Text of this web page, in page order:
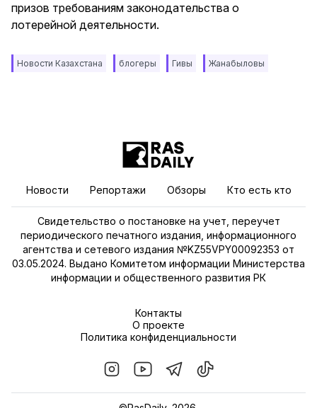
призов требованиям законодательства о
лотерейной деятельности.
Новости Казахстана блогеры Гивы Жанабыловы
Новости Репортажи Обзоры Кто есть кто
Свидетельство о постановке на учет, переучет
периодического печатного издания, информационного
агентства и сетевого издания №KZ55VPY00092353 от
03.05.2024. Выдано Комитетом информации Министерства
информации и общественного развития РК
Контакты
О проекте
Политика конфиденциальности